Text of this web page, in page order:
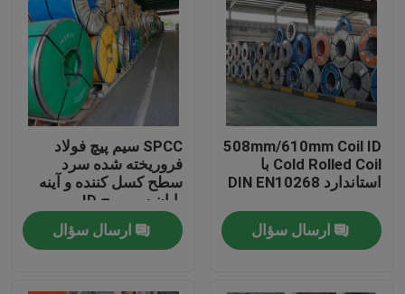
508mm/610mm Coil ID
Cold Rolled Coil با
استاندارد DIN EN10268
ارسال سؤال
SPCC سیم پیچ فولاد
فروریخته شده سرد
سطح کسل کننده و آینه
پایان سیم پیچ ID
508mm/610mm
ارسال سؤال